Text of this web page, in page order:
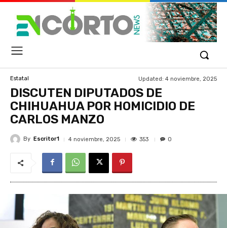
Estatal Updated: 4 noviembre, 2025
DISCUTEN DIPUTADOS DE
CHIHUAHUA POR HOMICIDIO DE
CARLOS MANZO
By Escritor1 4 noviembre, 2025 353 0